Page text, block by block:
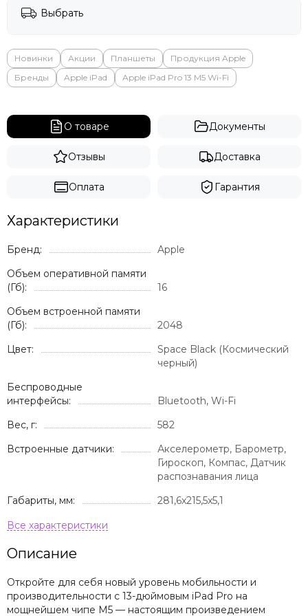
Выбрать
Новинки Акции Планшеты
Продукция Apple
Бренды
Apple iPad Apple iPad Pro 13 M5 Wi-Fi
О товаре Документы
Отзывы Доставка
Оплата Гарантия
Характеристики
Бренд:
Apple
Объем оперативной памяти
(Гб):
16
Объем встроенной памяти
(Гб):
2048
Цвет:
Space Black (Космический
черный)
Беспроводные
интерфейсы:
Bluetooth, Wi-Fi
Вес, г:
582
Встроенные датчики:
Акселерометр, Барометр,
Гироскоп, Компас, Датчик
распознавания лица
Габариты, мм:
281,6x215,5x5,1
Описание
Откройте для себя новый уровень мобильности и
производительности с 13-дюймовым iPad Pro на
мощнейшем чипе M5 — настоящим произведением